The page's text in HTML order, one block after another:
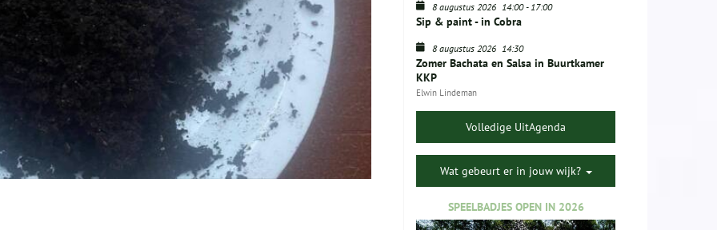
8 augustus 2026 14:00-17:00
Sip & paint - in Cobra
8 augustus 2026 14:30
Zomer Bachata en Salsa in Buurtkamer
KKP
Elwin Lindeman
Volledige UitAgenda
Wat gebeurt er in jouw wijk?
SPEELBADJES OPEN IN 2026